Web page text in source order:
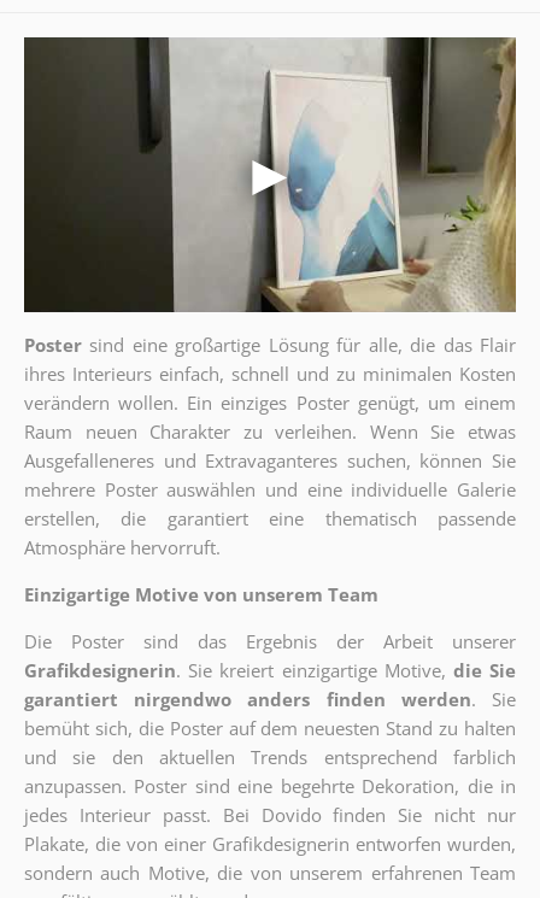
Poster sind eine großartige Lösung für alle, die das Flair
ihres Interieurs einfach, schnell und zu minimalen Kosten
verändern wollen. Ein einziges Poster genügt, um einem
Raum neuen Charakter zu verleihen. Wenn Sie etwas
Ausgefalleneres und Extravaganteres suchen, können Sie
mehrere Poster auswählen und eine individuelle Galerie
erstellen, die garantiert eine thematisch passende
Atmosphäre hervorruft.
Einzigartige Motive von unserem Team
Die Poster sind das Ergebnis der Arbeit unserer
Grafikdesignerin. Sie kreiert einzigartige Motive, die Sie
garantiert nirgendwo anders finden werden. Sie
bemüht sich, die Poster auf dem neuesten Stand zu halten
und sie den aktuellen Trends entsprechend farblich
anzupassen. Poster sind eine begehrte Dekoration, die in
jedes Interieur passt. Bei Dovido finden Sie nicht nur
Plakate, die von einer Grafikdesignerin entworfen wurden,
sondern auch Motive, die von unserem erfahrenen Team